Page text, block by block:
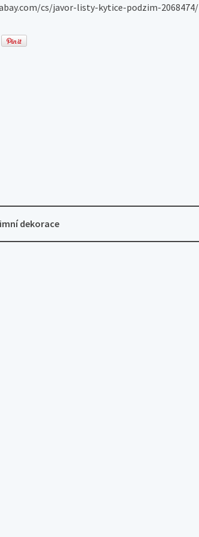
cs/javor-listy-kytice-podzim-2068474/
dekorace